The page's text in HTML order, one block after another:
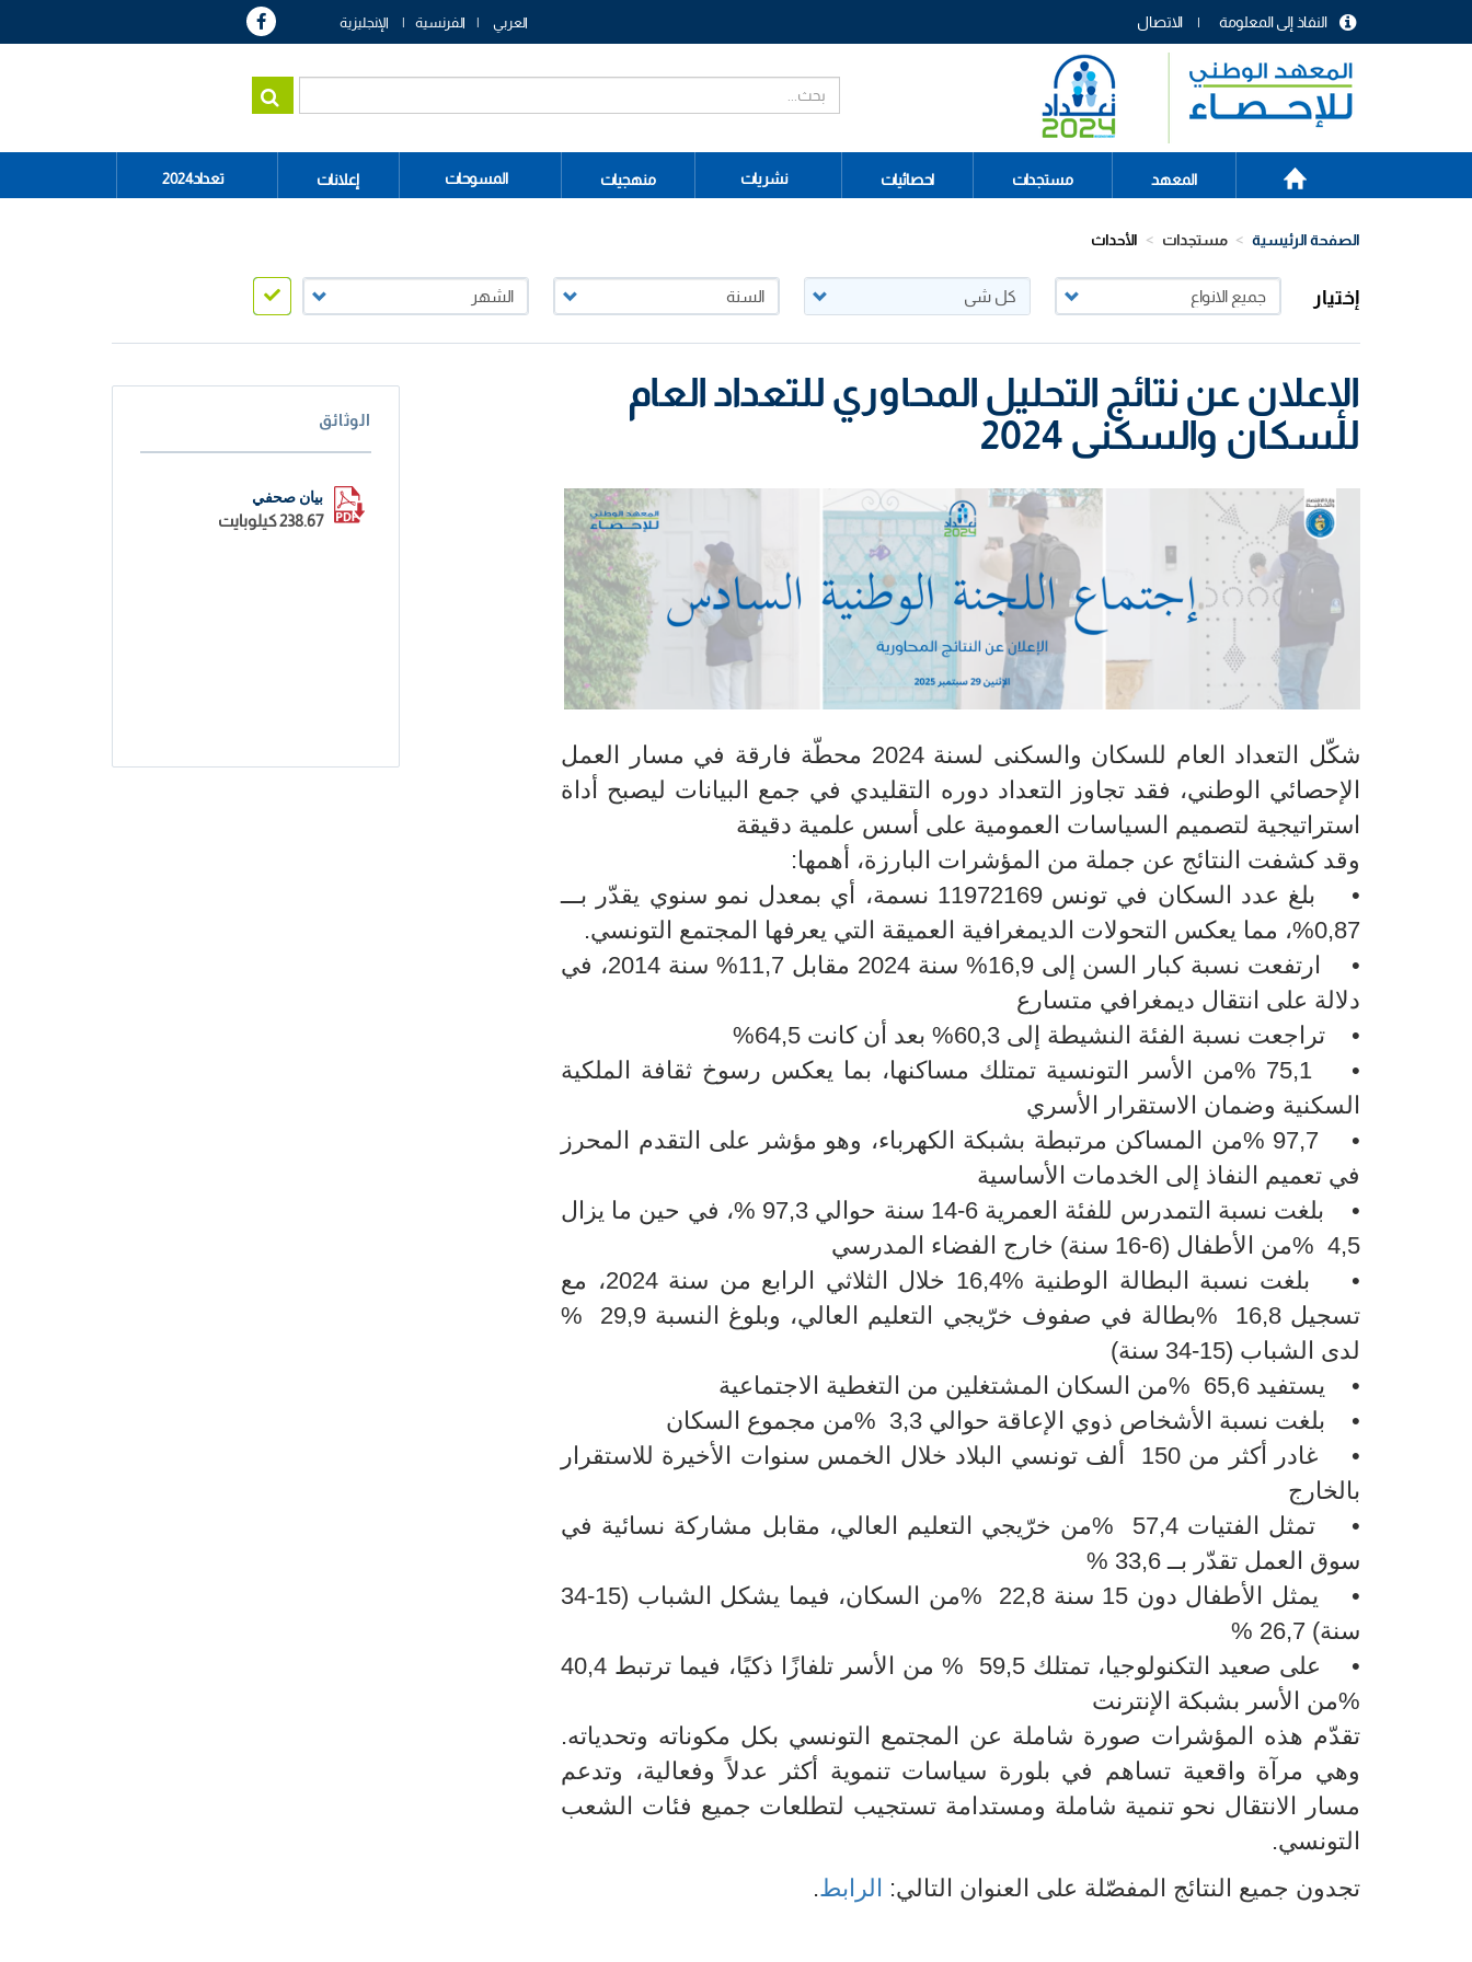
menu
header
الاتصال النفاذ إلى المعلومة العربي الفرنسية الإنجليزية
Main
navigation
الرئيسية
المعهد مستجدات احصائيات نشريات منهجيات المسوحات إعلانات تعداد2024
الصفحة الرئيسية مستجدات الأحداث
إختيار
الإعلان عن نتائج التحليل المحاوري للتعداد العام
للسكان والسكنى 2024
شكّل التعداد العام للسكان والسكنى لسنة 2024 محطّة فارقة في مسار العمل
الإحصائي الوطني، فقد تجاوز التعداد دوره التقليدي في جمع البيانات ليصبح أداة
استراتيجية لتصميم السياسات العمومية على أسس علمية دقيقة
وقد كشفت النتائج عن جملة من المؤشرات البارزة، أهمها:
• بلغ عدد السكان في تونس 11972169 نسمة، أي بمعدل نمو سنوي يقدّر بـــ
0,87%، مما يعكس التحولات الديمغرافية العميقة التي يعرفها المجتمع التونسي.
• ارتفعت نسبة كبار السن إلى 16,9% سنة 2024 مقابل 11,7% سنة 2014، في
دلالة على انتقال ديمغرافي متسارع
• تراجعت نسبة الفئة النشيطة إلى 60,3% بعد أن كانت 64,5%
• 75,1 %من الأسر التونسية تمتلك مساكنها، بما يعكس رسوخ ثقافة الملكية
السكنية وضمان الاستقرار الأسري
• 97,7 %من المساكن مرتبطة بشبكة الكهرباء، وهو مؤشر على التقدم المحرز
في تعميم النفاذ إلى الخدمات الأساسية
• بلغت نسبة التمدرس للفئة العمرية 6-14 سنة حوالي 97,3 %، في حين ما يزال
4,5 %من الأطفال (6-16 سنة) خارج الفضاء المدرسي
• بلغت نسبة البطالة الوطنية %16,4 خلال الثلاثي الرابع من سنة 2024، مع
تسجيل 16,8 %بطالة في صفوف خرّيجي التعليم العالي، وبلوغ النسبة 29,9 %
لدى الشباب (15-34 سنة)
• يستفيد 65,6 %من السكان المشتغلين من التغطية الاجتماعية
• بلغت نسبة الأشخاص ذوي الإعاقة حوالي 3,3 %من مجموع السكان
• غادر أكثر من 150 ألف تونسي البلاد خلال الخمس سنوات الأخيرة للاستقرار
بالخارج
• تمثل الفتيات 57,4 %من خرّيجي التعليم العالي، مقابل مشاركة نسائية في
سوق العمل تقدّر بــ 33,6 %
• يمثل الأطفال دون 15 سنة 22,8 %من السكان، فيما يشكل الشباب (15-34
سنة) 26,7 %
• على صعيد التكنولوجيا، تمتلك 59,5 % من الأسر تلفازًا ذكيًا، فيما ترتبط 40,4
%من الأسر بشبكة الإنترنت
تقدّم هذه المؤشرات صورة شاملة عن المجتمع التونسي بكل مكوناته وتحدياته.
وهي مرآة واقعية تساهم في بلورة سياسات تنموية أكثر عدلاً وفعالية، وتدعم
مسار الانتقال نحو تنمية شاملة ومستدامة تستجيب لتطلعات جميع فئات الشعب
التونسي.
تجدون جميع النتائج المفصّلة على العنوان التالي: الرابط.
الوثائق
بيان صحفي
238.67 كيلوبايت